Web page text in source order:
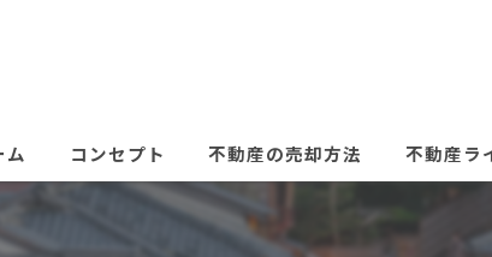
ム コンセプト 不動産の売却方法 不動産ラ